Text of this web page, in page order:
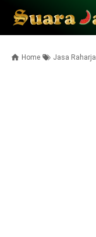
Home Jasa Raharja